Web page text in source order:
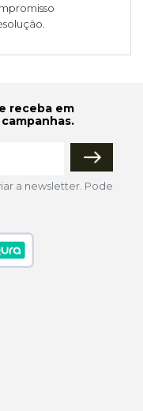
receba em
a newsletter. Pode